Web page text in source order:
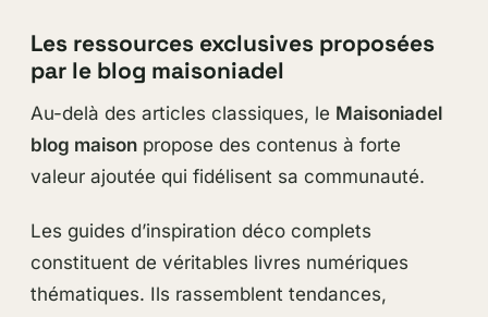
Les ressources exclusives proposées
par le blog maisoniadel
Au-delà des articles classiques, le Maisoniadel
blog maisonpropose des contenus à forte
valeur ajoutée qui fidélisent sa communauté.
Les guides d’inspiration déco complets
constituent de véritables livres numériques
thématiques. Ils rassemblent tendances,